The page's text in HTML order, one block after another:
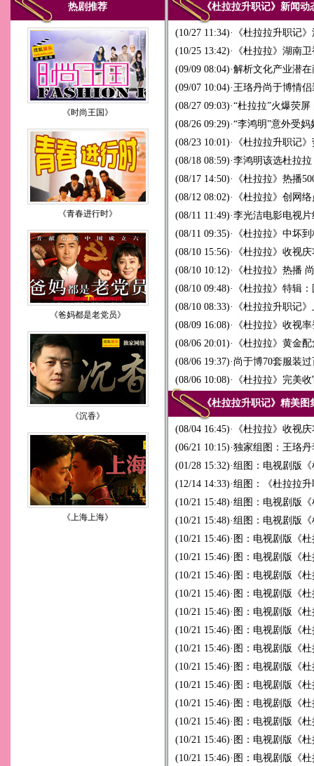
热剧推荐
《时尚王国》
《青春进行时》
《爸妈都是老党员》
《沉香》
《上海上海》
《杜拉拉升
(10/27 11:34)·
《杜拉拉升职记
(10/25 13:42)·
《杜拉拉》湖南
(09/09 08:04)·解析文化产业潜
(09/07 10:04)·王珞丹尚于博情
(08/27 09:03)·“杜拉拉”火爆荧
(08/26 09:29)·“李鸿明”意外受
(08/23 10:01)·
《杜拉拉升职记
(08/18 08:59)·李鸿明该选杜拉
(08/17 14:50)·
《杜拉拉》热播
(08/12 08:02)·
《杜拉拉》创网
(08/11 11:49)·李光洁电影电视
(08/11 09:35)·
《杜拉拉》中坏
(08/10 15:56)·
《杜拉拉》收视
(08/10 10:12)·
《杜拉拉》热播
(08/10 09:48)·
《杜拉拉》特辑
(08/10 08:33)·
《杜拉拉升职记
(08/09 16:08)·
《杜拉拉》收视
(08/06 20:01)·
《杜拉拉》黄金
(08/06 19:37)·尚于博70套服装
(08/06 10:08)· 《杜拉拉》完美
《杜拉拉升
(08/04 16:45)·
《杜拉拉》收视
(06/21 10:15)·独家组图：王珞
(01/28 15:32)·组图：电视剧版
(12/14 14:33)·组图：《杜拉拉
(10/21 15:48)·组图：电视剧版
(10/21 15:48)·组图：电视剧版
(10/21 15:46)·图：电视剧版《
(10/21 15:46)·图：电视剧版《
(10/21 15:46)·图：电视剧版《
(10/21 15:46)·图：电视剧版《
(10/21 15:46)·图：电视剧版《
(10/21 15:46)·图：电视剧版《
(10/21 15:46)·图：电视剧版《
(10/21 15:46)·图：电视剧版《
(10/21 15:46)·图：电视剧版《
(10/21 15:46)·图：电视剧版《
(10/21 15:46)·图：电视剧版《
(10/21 15:46)·图：电视剧版《
(10/21 15:46)·图：电视剧版《